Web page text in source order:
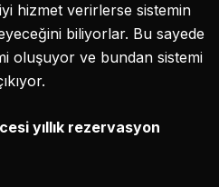
hizmet verirlerse sistemin
biliyorlar. Bu sayede
oluşuyor ve bundan sistemi
yıllık rezervasyon